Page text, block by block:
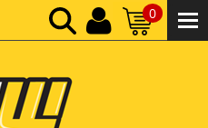
0
ΚΑΘΑΡΌ ΣΎΝΟΛΟ: